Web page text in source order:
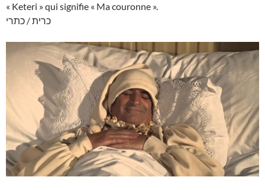
« Keteri » qui signifie « Ma couronne ».
כרית / כתרי